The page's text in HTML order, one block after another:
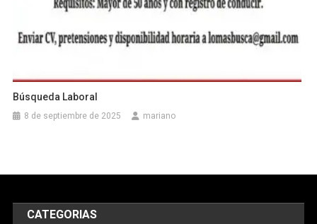
Búsqueda Laboral
8 de septiembre de 2025 mariano
CATEGORIAS